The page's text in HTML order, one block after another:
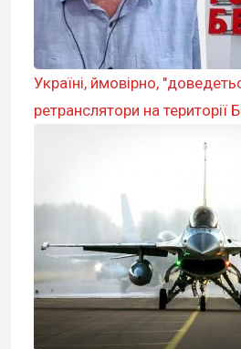
Україні, ймовірно,
ретранслятори на території